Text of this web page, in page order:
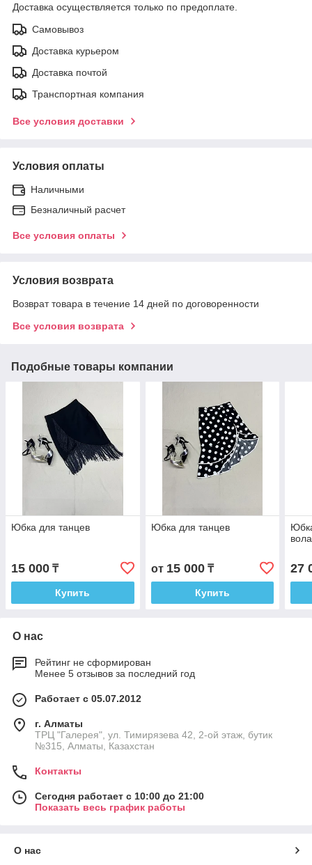
Доставка осуществляется только по предоплате.
Самовывоз
Доставка курьером
Доставка почтой
Транспортная компания
Все условия доставки
Условия оплаты
Наличными
Безналичный расчет
Все условия оплаты
Условия возврата
Возврат товара в течение 14 дней по договоренности
Все условия возврата
Подобные товары компании
Юбка для танцев
15 000 ₸
Купить
Юбка для танцев
от 15 000₸
Купить
27
О нас
Рейтинг не сформирован
Менее 5 отзывов за последний год
Работает с 05.07.2012
г. Алматы
ТРЦ "Галерея", ул. Тимирязева 42, 2-ой этаж, бутик
№315, Алматы, Казахстан
Контакты
Сегодня работает с 10:00 до 21:00
Показать весь график работы
О нас